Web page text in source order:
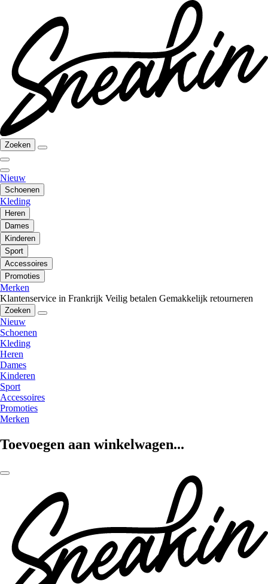
Zoeken
Nieuw
Schoenen
Kleding
Heren
Dames
Kinderen
Sport
Accessoires
Promoties
Merken
Klantenservice in Frankrijk Veilig betalen Gemakkelijk retourneren
Zoeken
Nieuw
Schoenen
Kleding
Heren
Dames
Kinderen
Sport
Accessoires
Promoties
Merken
Toevoegen aan winkelwagen...